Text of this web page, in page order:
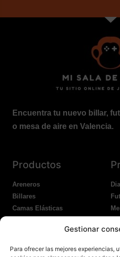
Gestionar
Para ofrecer las mejores experiencias,
Encuentra tu nuevo billar,
o mesa de aire en Valencia.
Productos
Areneros
Billares
Camas Elásticas